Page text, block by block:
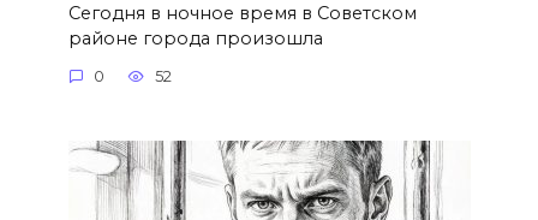
Сегодня в ночное время в Советском
районе города произошла
0 52